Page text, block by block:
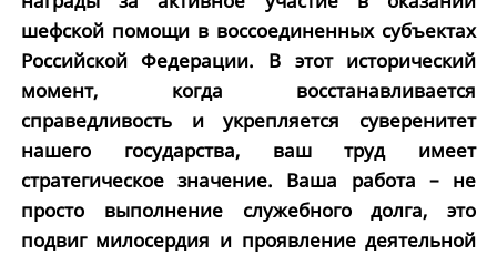
шефской помощи в воссоединенных субъектах
Российской Федерации. В этот исторический
момент, когда восстанавливается
справедливость и укрепляется суверенитет
нашего государства, ваш труд имеет
стратегическое значение. Ваша работа – не
просто выполнение служебного долга, это
подвиг милосердия и проявление деятельной